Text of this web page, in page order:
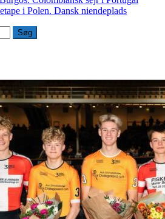
i Polen. Dansk niendeplads